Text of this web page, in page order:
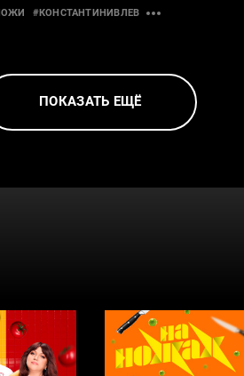
#КОНСТАНТИНИВЛЕВ
ПОКАЗАТЬ ЕЩЁ